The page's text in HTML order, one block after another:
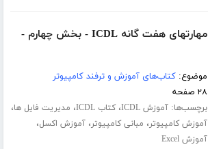
دانلود کتاب آموزش مهارتهای هفت گانه ICDL - بخش چهارم -
موضوع:کتاب‌های آموزش و ترفند کامپیوتر
۲۸ صفحه
برچسب‌ها:آموزش ICDL ،کتاب ICDL ، مدیریت فایل ها،
آموزش کامپیوتر، مبانی کامپیوتر،آموزش اکسل،
آموزش Excel